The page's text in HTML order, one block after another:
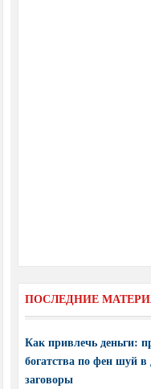
ПОСЛЕДНИЕ
Как привлечь деньги:
богатства по фен шуй
заговоры